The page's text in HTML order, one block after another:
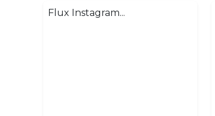
Flux Instagram...